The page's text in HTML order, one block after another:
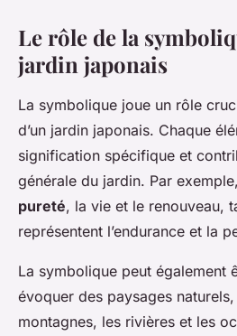
Le rôle de la
jardin japonais
La symbolique joue un rôle
d’un jardin japonais. Chaque
signification spécifique et
générale du jardin. Par exemple,
pureté, la vie et le renouveau,
représentent l’endurance et la
La symbolique peut également
évoquer des paysages
montagnes, les rivières et les